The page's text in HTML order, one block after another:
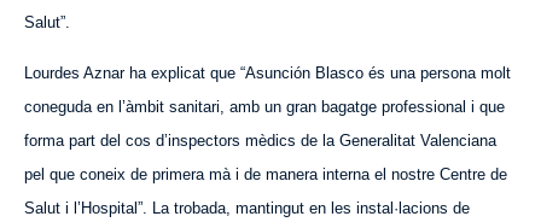
Salut”.
Lourdes Aznar ha explicat que “Asunción Blasco és una persona molt
coneguda en l’àmbit sanitari, amb un gran bagatge professional i que
forma part del cos d’inspectors mèdics de la Generalitat Valenciana
pel que coneix de primera mà i de manera interna el nostre Centre de
Salut i l’Hospital”. La trobada, mantingut en les instal·lacions de